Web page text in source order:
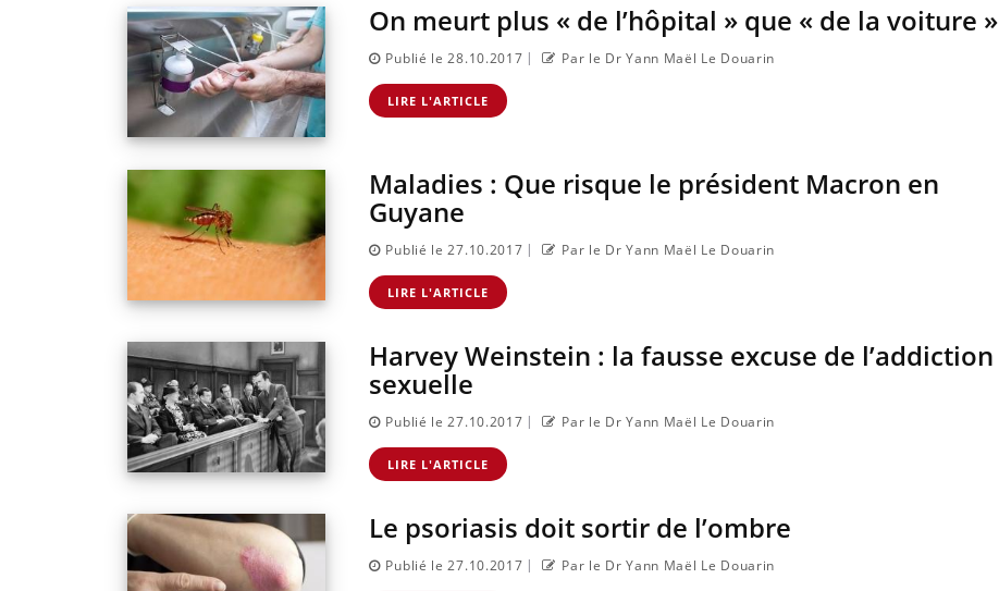
On meurt plus « de l’hôpital » que « de la voiture »
Publié le 28.10.2017 | Par le Dr Yann Maël Le Douarin
LIRE L'ARTICLE
Maladies : Que risque le président Macron en
Guyane
Publié le 27.10.2017 | Par le Dr Yann Maël Le Douarin
LIRE L'ARTICLE
Harvey Weinstein : la fausse excuse de l’addiction
sexuelle
Publié le 27.10.2017 | Par le Dr Yann Maël Le Douarin
LIRE L'ARTICLE
Le psoriasis doit sortir de l’ombre
Publié le 27.10.2017 | Par le Dr Yann Maël Le Douarin